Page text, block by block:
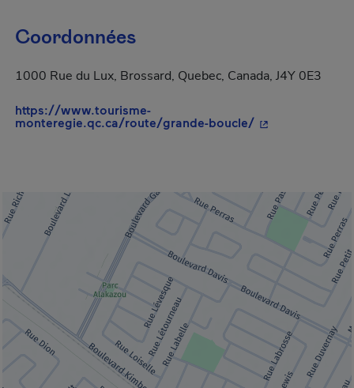
Coordonnées
1000 Rue du Lux, Brossard, Quebec, Canada, J4Y 0E3
https://www.tourisme-
monteregie.qc.ca/route/grande-boucle/- Cet hyperlien